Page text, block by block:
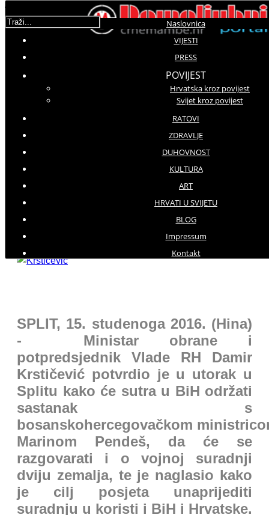
Naslovnica
VIJESTI
PRESS
POVIJEST
Hrvatska kroz povijest
Svijet kroz povijest
RATOVI
ZDRAVLJE
DUHOVNOST
KULTURA
ART
HRVATI U SVIJETU
BLOG
Impressum
Kontakt
Traži...
Molimo ocijenite
Sastanak ministara obrane RH i
SPLIT, 15. studenoga 2016. (Hina)
- Ministar obrane i
potpredsjednik Vlade RH Damir
Krstičević potvrdio je u utorak u
Splitu kako će sutra u BiH održati
sastanak s
bosanskohercegovačkom
Marinom Pendeš, da će se
razgovarati i o vojnoj suradnji
dviju zemalja, te je naglasio kako
je cilj posjeta unaprijediti
suradnju u koristi i BiH i Hrvatske.